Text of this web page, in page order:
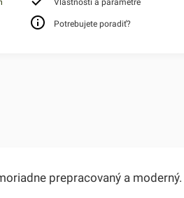
Vlastnosti a parametre
Potrebujete poradiť?
prepracovaný a moderný.